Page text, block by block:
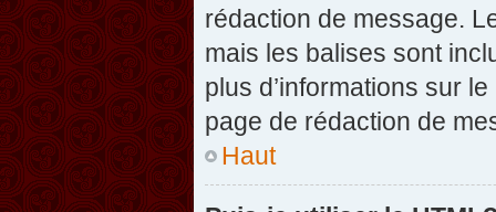
rédaction de message.
mais les balises sont
plus d’informations sur
page de rédaction de
Haut